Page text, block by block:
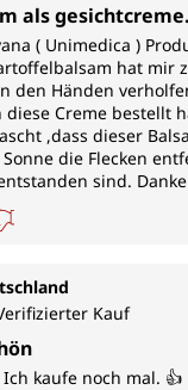
als gesichtcreme.
( Unimedica )
hat mir
den Händen
Creme bestellt
,dass dieser
die Flecken
sind.
Bewertung von 5
Kauf
kaufe noch mal. 👍